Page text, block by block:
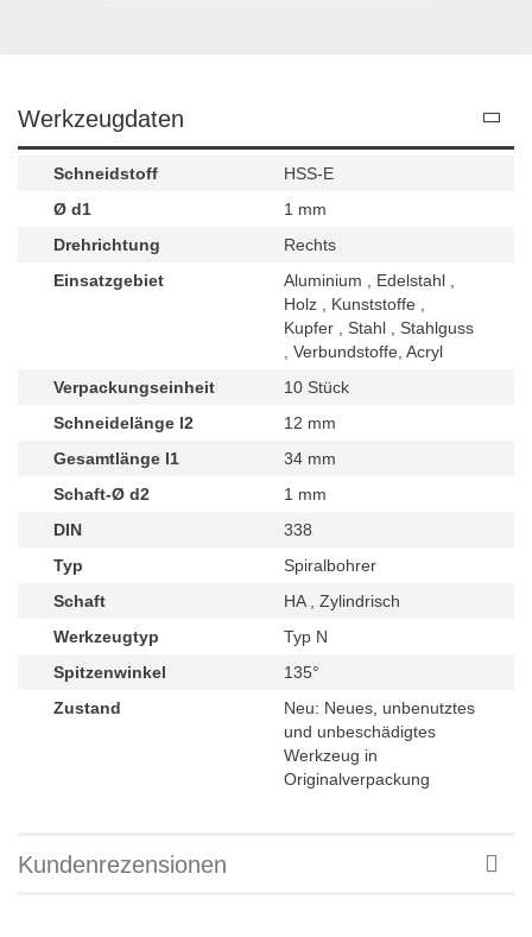
Werkzeugdaten
Schneidstoff
HSS-E
Ø d1
1 mm
Drehrichtung
Rechts
Einsatzgebiet
Aluminium , Edelstahl ,
Holz , Kunststoffe ,
Kupfer , Stahl , Stahlguss
, Verbundstoffe, Acryl
Verpackungseinheit
10 Stück
Schneidelänge l2
12 mm
Gesamtlänge l1
34 mm
Schaft-Ø d2
1 mm
DIN
338
Typ
Spiralbohrer
Schaft
HA , Zylindrisch
Werkzeugtyp
Typ N
Spitzenwinkel
135°
Zustand
Neu: Neues, unbenutztes
und unbeschädigtes
Werkzeug in
Originalverpackung
Kundenrezensionen